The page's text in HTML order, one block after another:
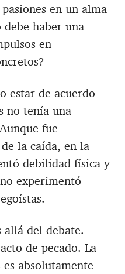
en un alma
debe haber una
en
estar de acuerdo
no tenía una
fue
la caída, en la
debilidad física y
experimentó
allá del debate.
de pecado. La
absolutamente